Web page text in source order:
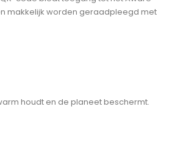
makkelijk worden geraadpleegd met
houdt en de planeet beschermt.